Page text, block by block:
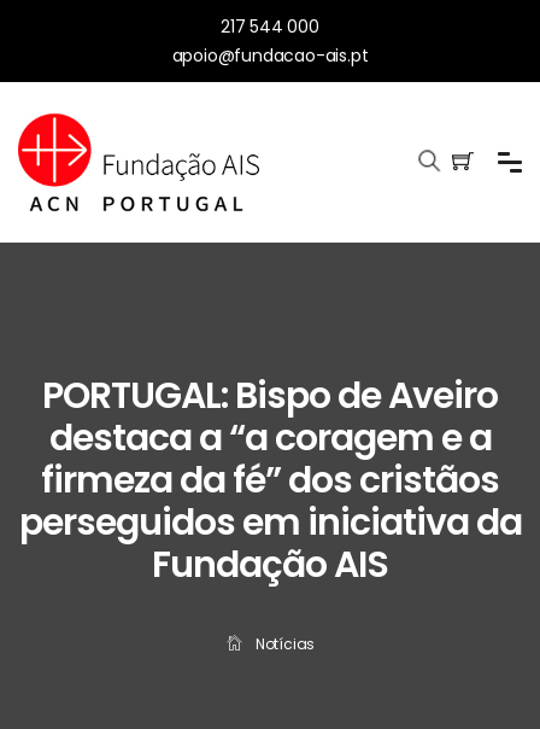
217 544 000
apoio@fundacao-ais.pt
PORTUGAL: Bispo de Aveiro
destaca a “a coragem e a
firmeza da fé” dos cristãos
perseguidos em iniciativa da
Fundação AIS
Notícias